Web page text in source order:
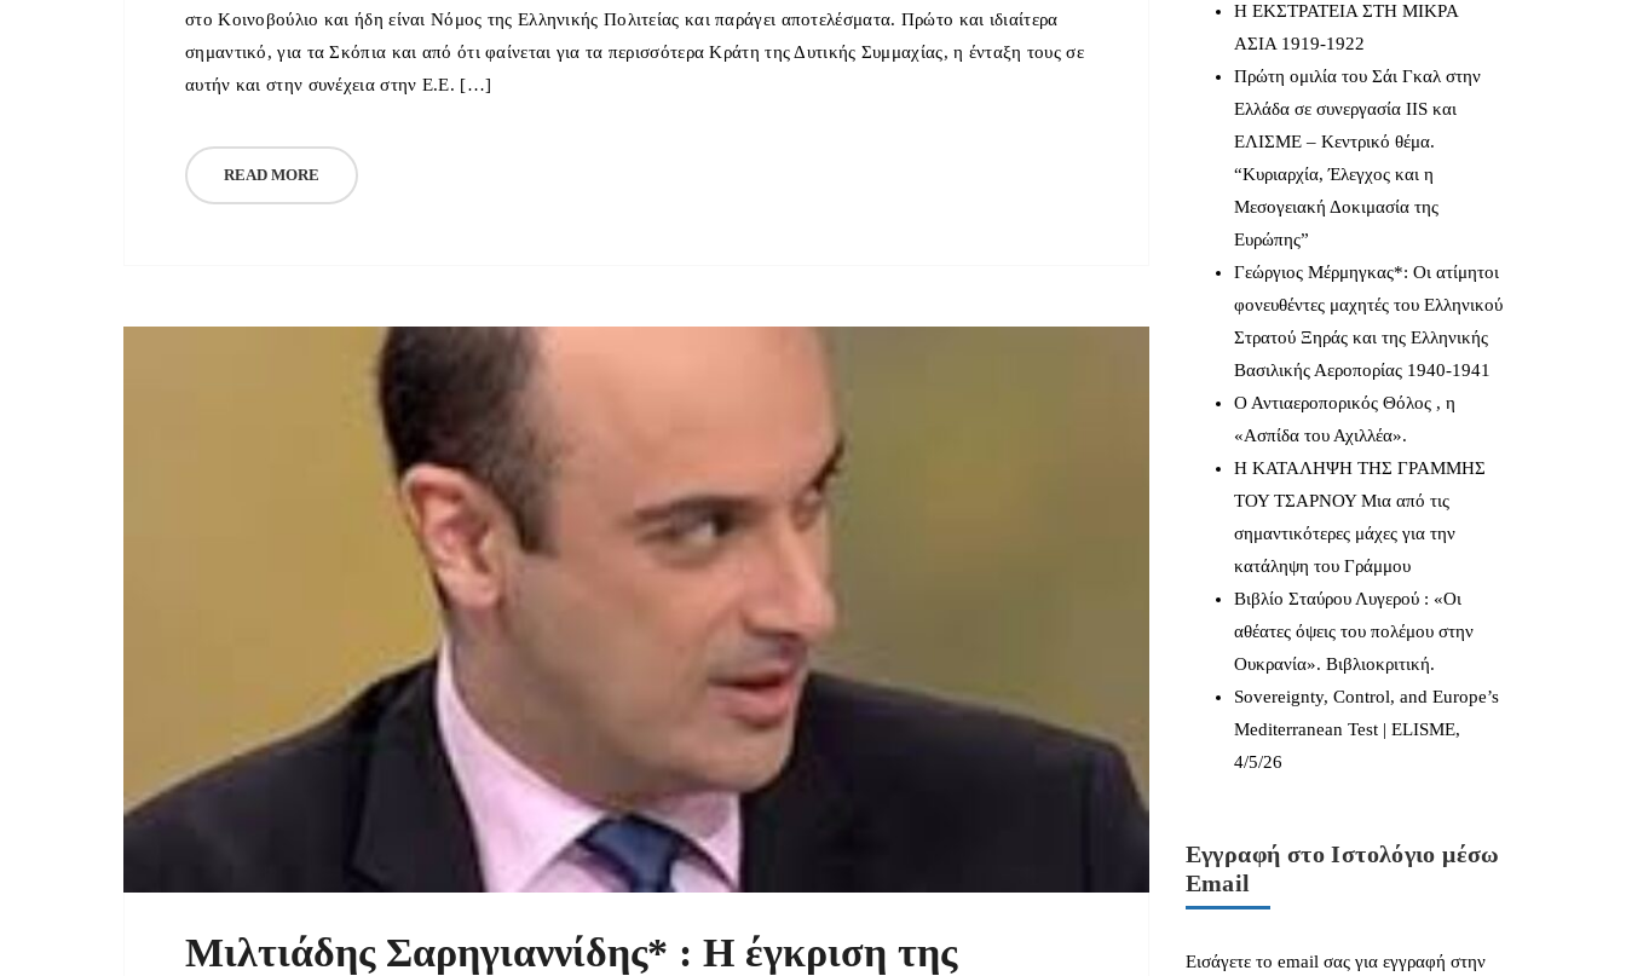
στο Κοινοβούλιο και ήδη είναι Νόμος της Ελληνικής Πολιτείας και παράγει αποτελέσματα. Πρώτο και ιδιαίτερα
σημαντικό, για τα Σκόπια και από ότι φαίνεται για τα περισσότερα Κράτη της Δυτικής Συμμαχίας, η ένταξη τους σε
αυτήν και στην συνέχεια στην Ε.Ε. […]
READ MORE
Μιλτιάδης Σαρηγιαννίδης* : Η έγκριση της
Η ΕΚΣΤΡΑΤΕΙΑ ΣΤΗ ΜΙΚΡΑ
ΑΣΙΑ 1919-1922
Πρώτη ομιλία του Σάι Γκαλ στην
Ελλάδα σε συνεργασία IIS και
ΕΛΙΣΜΕ – Κεντρικό θέμα.
“Κυριαρχία, Έλεγχος και η
Μεσογειακή Δοκιμασία της
Ευρώπης”
Γεώργιος Μέρμηγκας*: Οι ατίμητοι
φονευθέντες μαχητές του Ελληνικού
Στρατού Ξηράς και της Ελληνικής
Βασιλικής Αεροπορίας 1940-1941
Ο Αντιαεροπορικός Θόλος , η
«Ασπίδα του Αχιλλέα».
Η ΚΑΤΑΛΗΨΗ ΤΗΣ ΓΡΑΜΜΗΣ
ΤΟΥ ΤΣΑΡΝΟΥ Μια από τις
σημαντικότερες μάχες για την
κατάληψη του Γράμμου
Βιβλίο Σταύρου Λυγερού : «Οι
αθέατες όψεις του πολέμου στην
Ουκρανία». Βιβλιοκριτική.
Sovereignty, Control, and Europe’s
Mediterranean Test | ELISME,
4/5/26
Εγγραφή στο Ιστολόγιο μέσω
Email
Εισάγετε το email σας για εγγραφή στην